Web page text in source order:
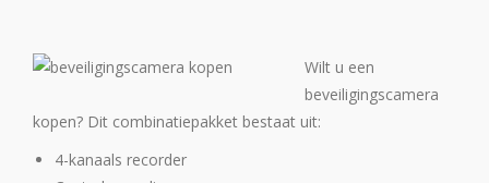
Wilt u een
beveiligingscamera
kopen? Dit combinatiepakket bestaat uit:
4-kanaals recorder